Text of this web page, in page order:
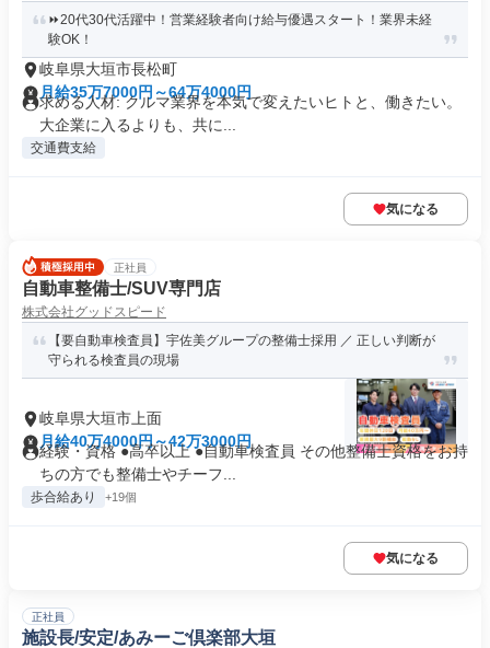
⏩️20代30代活躍中！営業経験者向け給与優遇スタート！業界未経
験OK！
岐阜県大垣市長松町
月給35万7000円～64万4000円
求める人材: クルマ業界を本気で変えたいヒトと、働きたい。
大企業に入るよりも、共に...
交通費支給
気になる
正社員
自動車整備士/SUV専門店
株式会社グッドスピード
【要自動車検査員】宇佐美グループの整備士採用 ／ 正しい判断が
守られる検査員の現場
岐阜県大垣市上面
月給40万4000円～42万3000円
経験・資格 ●高卒以上 ●自動車検査員 その他整備士資格をお持
ちの方でも整備士やチーフ...
歩合給あり +19個
気になる
正社員
施設長/安定/あみーご倶楽部大垣